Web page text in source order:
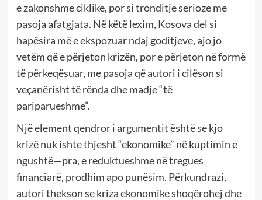
e zakonshme ciklike, por si tronditje serioze me
pasoja afatgjata. Në këtë lexim, Kosova del si
hapësira më e ekspozuar ndaj goditjeve, ajo jo
vetëm që e përjeton krizën, por e përjeton në formë
të përkeqësuar, me pasoja që autori i cilëson si
veçanërisht të rënda dhe madje “të
pariparueshme”.
Një element qendror i argumentit është se kjo
krizë nuk ishte thjesht “ekonomike” në kuptimin e
ngushtë—pra, e reduktueshme në tregues
financiarë, prodhim apo punësim. Përkundrazi,
autori thekson se kriza ekonomike shoqërohej dhe